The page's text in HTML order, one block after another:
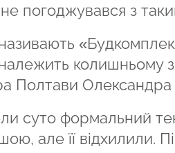
погоджувався з
колишньому
Полтави
суто формальний
але її відхилили.